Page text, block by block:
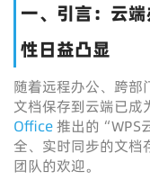
一、引言：云
性日益凸显
随着远程办公、跨部
文档保存到云端已
Office推出的“WPS
全、实时同步的文档
团队的欢迎。